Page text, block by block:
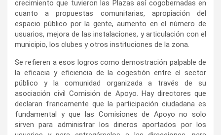
crecimiento que tuvieron las Plazas así cogobernadas en
cuanto a propuestas comunitarias, apropiación del
espacio público por la gente, aumento en el número de
usuarios, mejora de las instalaciones, y articulación con el
municipio, los clubes y otros instituciones de la zona.
Se refieren a esos logros como demostración palpable de
la eficacia y eficiencia de la cogestión entre el sector
público y la comunidad organizada a través de su
asociación civil Comisión de Apoyo. Hay directores que
declaran francamente que la participación ciudadana es
fundamental y que las Comisiones de Apoyo no solo
sirven para administrar los dineros aportados por los